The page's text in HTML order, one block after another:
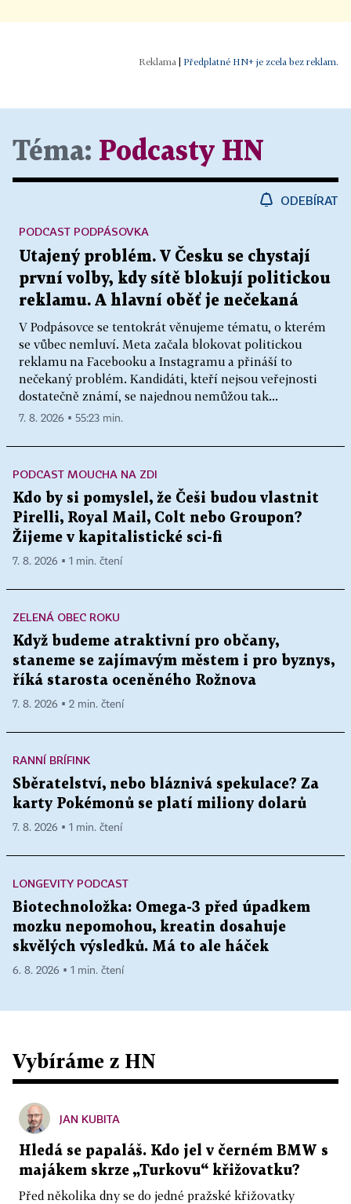
Předplatné HN+ je zcela bez reklam.
Téma: Podcasty HN
ODEBÍRAT
Utajený problém. V Česku se chystají
první volby, kdy sítě blokují politickou
reklamu. A hlavní oběť je nečekaná
V Podpásovce se tentokrát věnujeme tématu, o kterém
se vůbec nemluví. Meta začala blokovat politickou
reklamu na Facebooku a Instagramu a přináší to
nečekaný problém. Kandidáti, kteří nejsou veřejnosti
dostatečně známí, se najednou nemůžou tak...
PODCAST PODPÁSOVKA
7. 8. 2026 ▪ 55:23 min.
PODCAST MOUCHA NA ZDI
Kdo by si pomyslel, že Češi budou vlastnit
Pirelli, Royal Mail, Colt nebo Groupon?
Žijeme v kapitalistické sci-fi
7. 8. 2026 ▪ 1 min. čtení
ZELENÁ OBEC ROKU
Když budeme atraktivní pro občany,
staneme se zajímavým městem i pro byznys,
říká starosta oceněného Rožnova
7. 8. 2026 ▪ 2 min. čtení
RANNÍ BRÍFINK
Sběratelství, nebo bláznivá spekulace? Za
karty Pokémonů se platí miliony dolarů
7. 8. 2026 ▪ 1 min. čtení
LONGEVITY PODCAST
Biotechnoložka: Omega-3 před úpadkem
mozku nepomohou, kreatin dosahuje
skvělých výsledků. Má to ale háček
6. 8. 2026 ▪ 1 min. čtení
Vybíráme z HN
JAN KUBITA
Hledá se papaláš. Kdo jel v černém BMW s
majákem skrze „Turkovu“ křižovatku?
Před několika dny se do jedné pražské křižovatky